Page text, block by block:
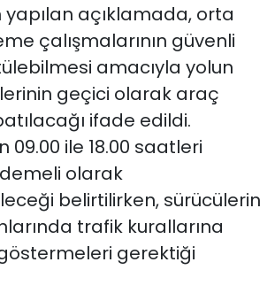
açıklamada, orta
çalışmalarının güvenli
amacıyla yolun
geçici olarak araç
ifade edildi.
09.00 ile 18.00 saatleri
olarak
belirtilirken, sürücülerin
trafik kurallarına
gerektiği